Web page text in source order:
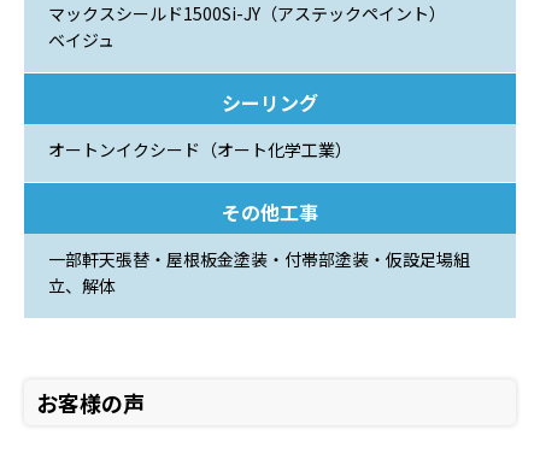
マックスシールド1500Si-JY（アステックペイント）
ベイジュ
シーリング
オートンイクシード（オート化学工業）
その他工事
一部軒天張替・屋根板金塗装・付帯部塗装・仮設足場組
立、解体
お客様の声